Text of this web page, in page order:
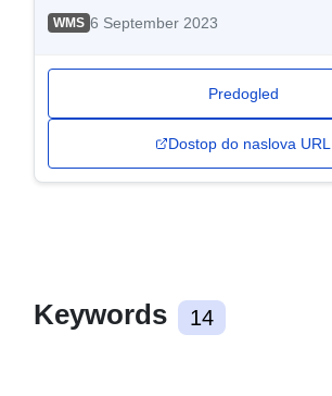
WMS 6 September 2023
Predogled
Dostop do naslova URL
Keywords 14